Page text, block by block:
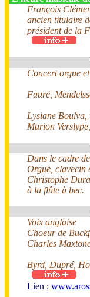
François
ancien titulaire
président de la
Concert orgue
Fauré,
Lysiane Boulva,
Marion
Dans le cadre
Orgue, clavecin
Christophe
à la flûte à bec.
Voix anglaise
Choeur de
Charles
Byrd, Dupré,
Lien :